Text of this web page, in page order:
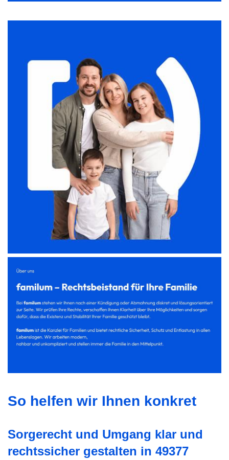
So helfen wir Ihnen konkret
Sorgerecht und Umgang klar und
rechtssicher gestalten in 49377